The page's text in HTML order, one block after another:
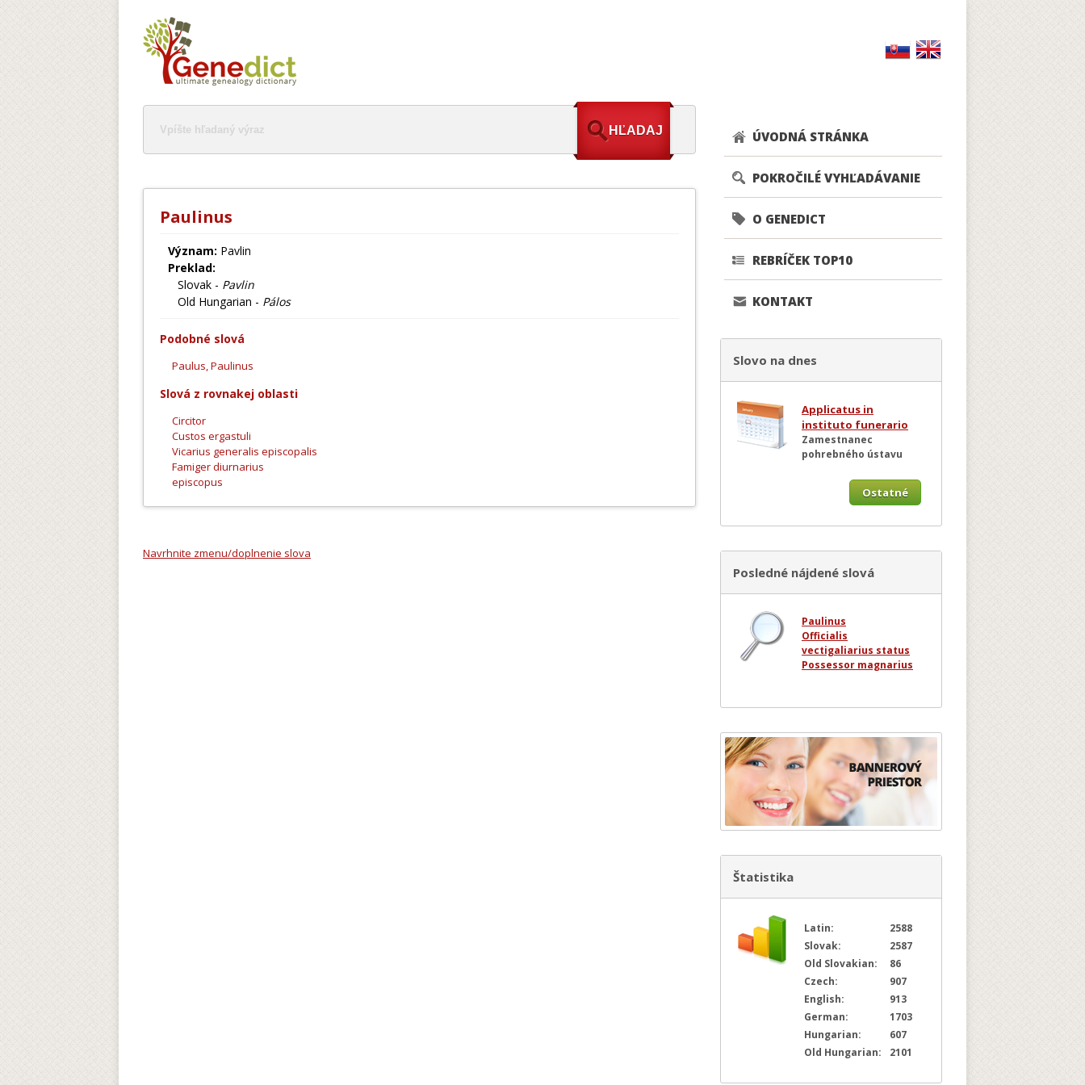
Paulinus
Význam: Pavlin
Preklad:
Slovak - Pavlin
Old Hungarian - Pálos
Podobné slová
Paulus, Paulinus
Slová z rovnakej oblasti
Circitor
Custos ergastuli
Vicarius generalis episcopalis
Famiger diurnarius
episcopus
Navrhnite zmenu/doplnenie slova
ÚVODNÁ STRÁNKA
POKROČILÉ VYHĽADÁVANIE
O GENEDICT
REBRÍČEK TOP10
KONTAKT
Slovo na dnes
Applicatus in
instituto funerario
Zamestnanec
pohrebného ústavu
Ostatné
Posledné nájdené slová
Paulinus
Officialis
vectigaliarius status
Possessor magnarius
Štatistika
Latin:
2588
Slovak:
2587
Old Slovakian:
86
Czech:
907
English:
913
German:
1703
Hungarian:
607
Old Hungarian:
2101